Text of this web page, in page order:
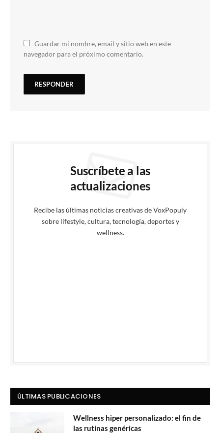
Guardar mi nombre, email y sitio web en este
navegador para el próximo comentario.
Suscríbete a las
actualizaciones
Recibe las últimas noticias creativas de VoxPopuly
sobre lifestyle, cultura, tecnología, deportes y
wellness.
ÚLTIMAS PUBLICACIONES
Wellness hiper personalizado: el fin de
las rutinas genéricas